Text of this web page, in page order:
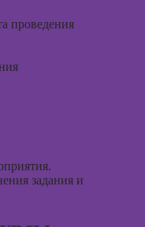
проведения
задания и